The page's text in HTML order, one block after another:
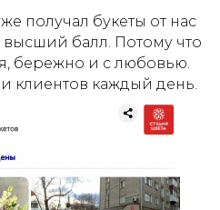
получал букеты от нас
балл. Потому что
бережно и с любовью.
клиентов каждый день.